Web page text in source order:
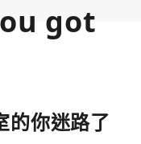
got
的你迷路了